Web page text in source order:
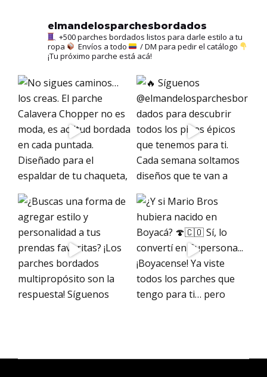
elmandelosparchesbordados
+500 parches bordados listos para darle estilo a tu
ropa
Envíos a todo
/ DM para pedir el catálogo
¡Tu próximo parche está acá!